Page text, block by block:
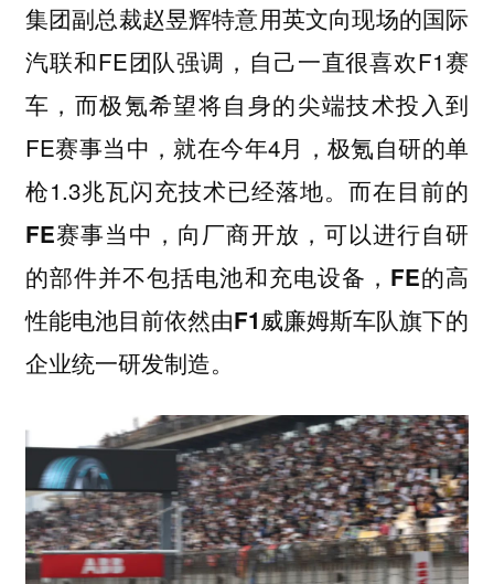
集团副总裁赵昱辉特意用英文向现场的国际
汽联和FE团队强调，自己一直很喜欢F1赛
车，而极氪希望将自身的尖端技术投入到
FE赛事当中，就在今年4月，极氪自研的单
枪1.3兆瓦闪充技术已经落地。而在目前的
FE赛事当中，向厂商开放，可以进行自研
的部件并不包括电池和充电设备，FE的高
性能电池目前依然由F1威廉姆斯车队旗下的
企业统一研发制造。